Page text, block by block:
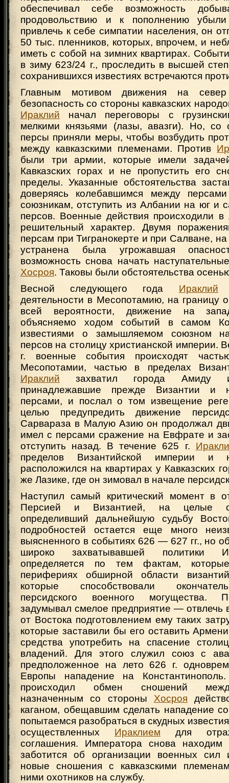
обеспечивал себе возможность
продовольствию и к пополнению
привлечь к себе симпатии населения, он
50 тыс. пленников, которых, впрочем, и
иметь с собой на зимних квартирах.
в зиму 623/24 г., проследить в высшей
сохранившихся известиях встречаются
Главным мотивом движения на
безопасность со стороны кавказских
Ираклий начал переговоры с
мелкими князьями (лазы, авазги). Но, со
персы приняли меры, чтобы возбудить
между кавказскими племенами. Против
были три армии, которые имели
Кавказских горах и не пропустить его
пределы. Указанные обстоятельства
доверяясь колебавшимся между
союзникам, отступить из Албании на юг и
персов. Военные действия происходили
решительный характер. Двумя
персам при Тигранокерте и при Салване,
устранена была угрожавшая
возможность снова начать
Хосроя. Таковы были обстоятельства
Весной следующего года Ираклий
деятельности в Месопотамию, на границу
всей вероятности, движение на
объясняемо ходом событий в самом
известиями о замышляемом союзном
персов на столицу христианской империи.
г. военные события происходят
Месопотамии, частью в пределах
Ираклий захватил города Амиду и
принадлежавшие прежде Византии и
персами, и послал о том извещение
целью предупредить движение
Сарвараза в Малую Азию он продолжал
имел с персами сражение на Евфрате и
отступить назад. В течение 625 г.
пределов Византийской империи
расположился на квартирах у Кавказских
же Лазике, где он зимовал в начале
Наступил самый критический момент в
Персией и Византией, на целые
определивший дальнейшую судьбу
подробностей остается еще много
выясненного в событиях 626 — 627 гг., но
широко захватывавшей политики
определяется по тем фактам,
перифериях обширной области
которые способствовали
персидского военного могущества.
задумывал смелое предприятие — отвлечь
от Востока подготовлением ему таких
которые заставили бы его оставить
средства употребить на спасение
владений. Для этого служил союз с
предположенное на лето 626 г.
Европы нападение на
происходил обмен сношений
назначенным со стороны Хосроя
каганом, обещавшим сделать нападение
попытаемся разобраться в скудных
осуществленных Ираклием для
соглашения. Императора снова
заботится об организации военных сил
новые сношения с кавказскими
ними охотников на службу.